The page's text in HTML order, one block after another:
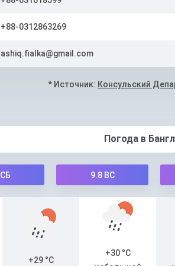
+88-0312863269
ashiq.fialka@gmail.com
* Источник: Консульский
Погода в
СБ 9.8ВС
+29 °C
+30 °C